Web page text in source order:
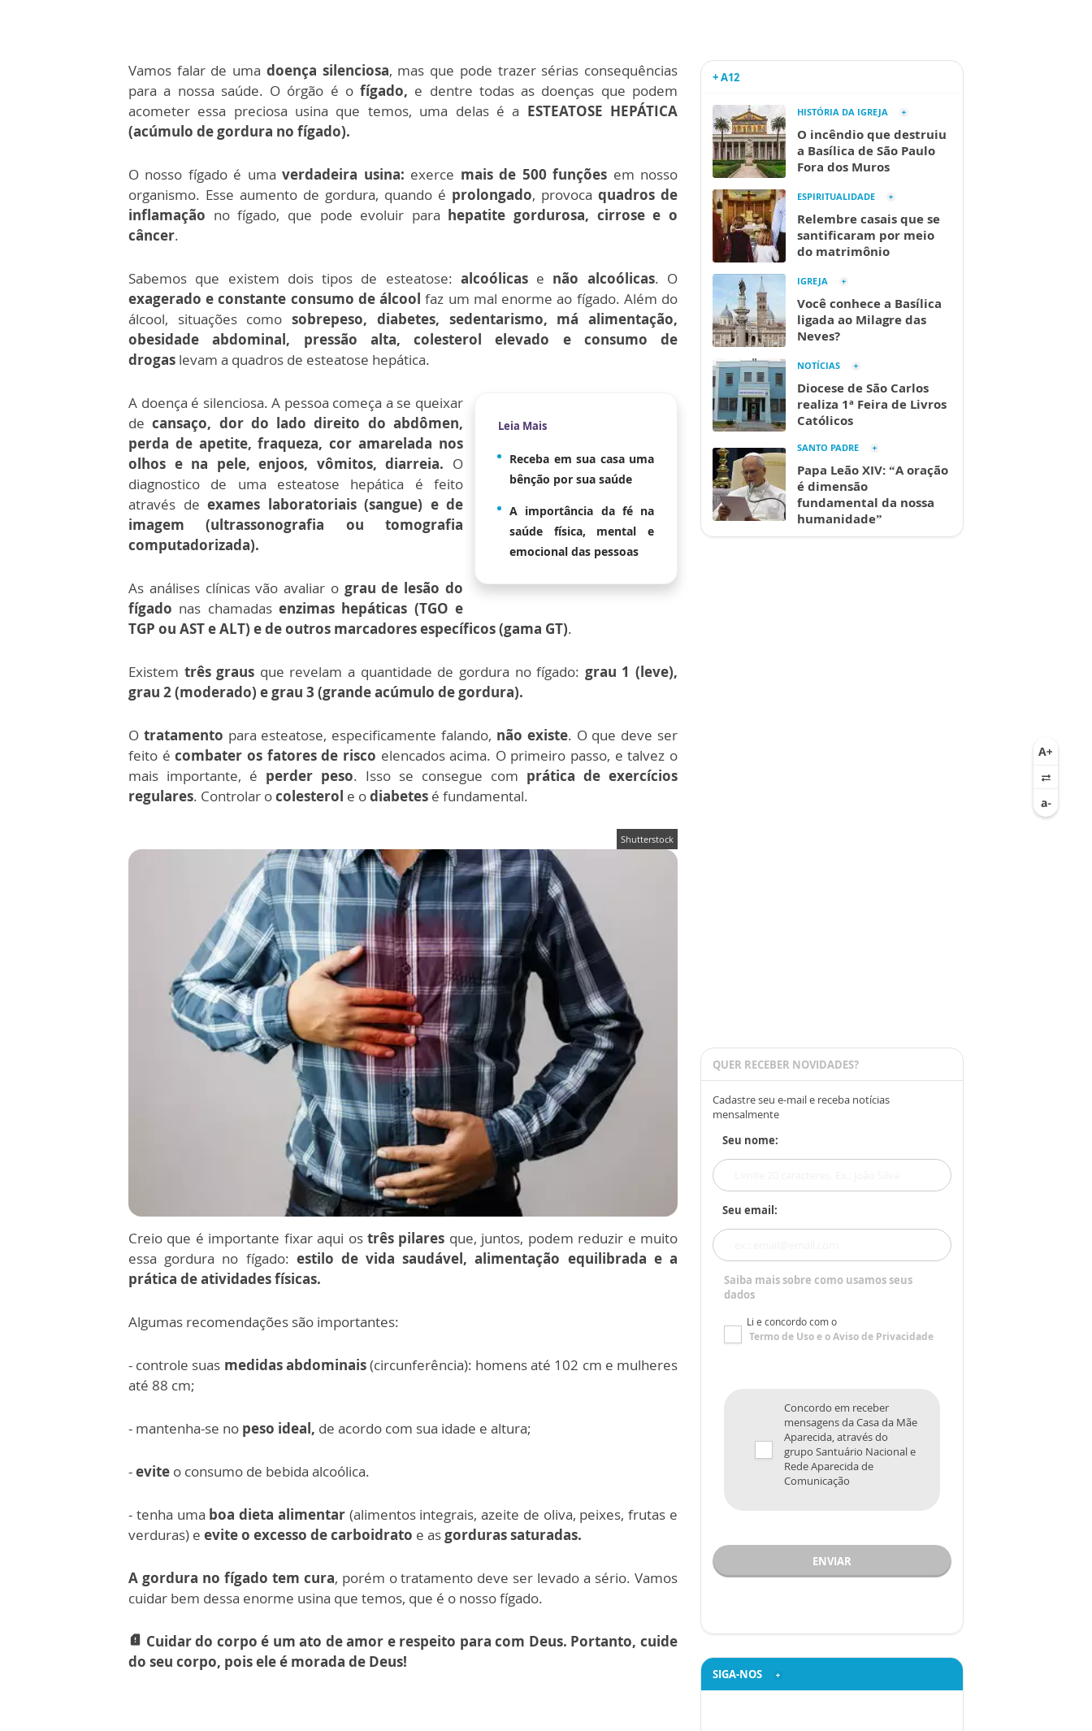
Vamos falar de uma doença silenciosa, mas que pode trazer sérias consequências
para a nossa saúde. O órgão é ofígado, e dentre todas as doenças que podem
acometer essa preciosa usina que temos, uma delas é a ESTEATOSE HEPÁTICA
(acúmulo de gordura no fígado).
O nosso fígado é umaverdadeira usina: exerce mais de 500 funções em nosso
organismo. Esse aumento de gordura, quando é prolongado, provoca quadros de
inflamação no fígado, que pode evoluir para hepatite gordurosa, cirrose e o
câncer.
Sabemos que existem dois tipos de esteatose: alcoólicas e não alcoólicas. O
exagerado e constante consumo de álcool faz um mal enorme ao fígado. Além do
álcool, situações comosobrepeso, diabetes, sedentarismo, má alimentação,
obesidade abdominal, pressão alta, colesterol elevado e consumo de
drogas levam a quadros de esteatose hepática.
Leia Mais
Receba em sua casa uma
bênção por sua saúde
A importância da fé na
saúde física, mental e
emocional das pessoas
A doença é silenciosa. A pessoa começa a se queixar
de cansaço, dor do lado direito do abdômen,
perda de apetite, fraqueza, cor amarelada nos
olhos e na pele, enjoos, vômitos, diarreia. O
diagnostico de uma esteatose hepática é feito
através de exames laboratoriais (sangue) e de
imagem (ultrassonografia ou tomografia
computadorizada).
As análises clínicas vão avaliar ograu de lesão do
fígado nas chamadasenzimas hepáticas (TGO e
TGP ou AST e ALT) e de outros marcadores específicos (gama GT).
Existem três graus que revelam a quantidade de gordura no fígado: grau 1 (leve),
grau 2 (moderado) e grau 3 (grande acúmulo de gordura).
O tratamento para esteatose, especificamente falando, não existe. O que deve ser
feito écombater os fatores de risco elencados acima. O primeiro passo, e talvez o
mais importante, é perder peso. Isso se consegue com prática de exercícios
regulares. Controlar ocolesterol e odiabetes é fundamental.
Shutterstock
Creio que é importante fixar aqui os três pilares que, juntos, podem reduzir e muito
essa gordura no fígado: estilo de vida saudável, alimentação equilibrada e a
prática de atividades físicas.
Algumas recomendações são importantes:
- controle suas medidas abdominais(circunferência): homens até 102 cm e mulheres
até 88 cm;
- mantenha-se no peso ideal, de acordo com sua idade e altura;
-evite o consumo de bebida alcoólica.
- tenha uma boa dieta alimentar(alimentos integrais, azeite de oliva, peixes, frutas e
verduras) e evite o excesso de carboidrato e asgorduras saturadas.
A gordura no fígado tem cura, porém o tratamento deve ser levado a sério. Vamos
cuidar bem dessa enorme usina que temos, que é o nosso fígado.
sim_card_alert
Cuidar do corpo é um ato de amor e respeito para com Deus. Portanto, cuide
do seu corpo, pois ele é morada de Deus!
+ A12
HISTÓRIA DA IGREJA
O incêndio que destruiu
a Basílica de São Paulo
Fora dos Muros
ESPIRITUALIDADE
Relembre casais que se
santificaram por meio
do matrimônio
IGREJA
Você conhece a Basílica
ligada ao Milagre das
Neves?
NOTÍCIAS
Diocese de São Carlos
realiza 1ª Feira de Livros
Católicos
SANTO PADRE
Papa Leão XIV: “A oração
é dimensão
fundamental da nossa
humanidade”
QUER RECEBER NOVIDADES?
Cadastre seu e-mail e receba notícias
mensalmente
Seu nome:
Seu email:
Saiba mais sobre como usamos seus
dados
Li e concordo com o
Termo de Usoe oAviso de Privacidade
Concordo em receber
mensagens da Casa da Mãe
Aparecida, através do
grupo Santuário Nacional e
Rede Aparecida de
Comunicação
ENVIAR
SIGA-NOS